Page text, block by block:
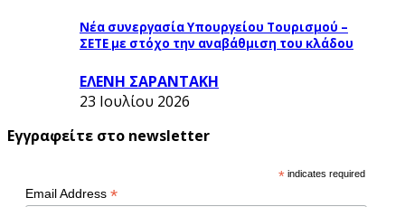
Νέα συνεργασία Υπουργείου Τουρισμού –
ΣΕΤΕ με στόχο την αναβάθμιση του κλάδου
ΕΛΕΝΗ ΣΑΡΑΝΤΑΚΗ
23 Ιουλίου 2026
Εγγραφείτε στο newsletter
* indicates required
Email Address *